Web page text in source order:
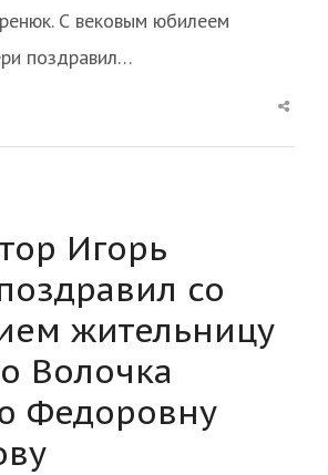
С вековым юбилеем
поздравил…
post
Игорь
со
жительницу
Волочка
Федоровну